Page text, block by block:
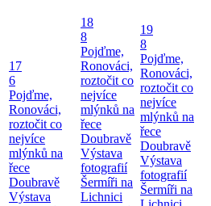
17
6
Pojďme,
Ronováci,
roztočit co
nejvíce
mlýnků na
řece
Doubravě
Výstava
18
8
Pojďme,
Ronováci,
roztočit co
nejvíce
mlýnků na
řece
Doubravě
Výstava
fotografií
Šermíři na
Lichnici
19
8
Pojďme,
Ronováci,
roztočit co
nejvíce
mlýnků na
řece
Doubravě
Výstava
fotografií
Šermíři na